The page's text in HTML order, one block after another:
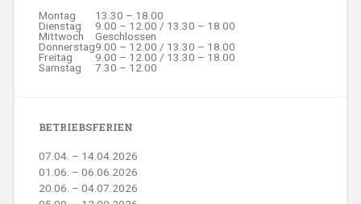
Montag
13.30 – 18.00
Dienstag
9.00 – 12.00 / 13.30 – 18.00
Mittwoch
Geschlossen
Donnerstag9.00 – 12.00 / 13.30 – 18.00
Freitag
9.00 – 12.00 / 13.30 – 18.00
Samstag
7.30 – 12.00
BETRIEBSFERIEN
07.04. – 14.04.2026
01.06. – 06.06.2026
20.06. – 04.07.2026